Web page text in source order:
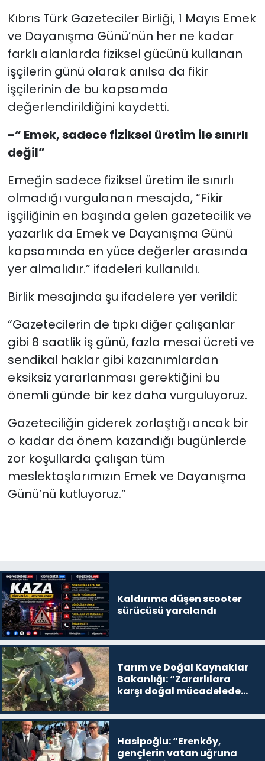
Kıbrıs Türk Gazeteciler Birliği, 1 Mayıs Emek
ve Dayanışma Günü’nün her ne kadar
farklı alanlarda fiziksel gücünü kullanan
işçilerin günü olarak anılsa da fikir
işçilerinin de bu kapsamda
değerlendirildiğini kaydetti.
-“ Emek, sadece fiziksel üretim ile sınırlı
değil”
Emeğin sadece fiziksel üretim ile sınırlı
olmadığı vurgulanan mesajda, “Fikir
işçiliğinin en başında gelen gazetecilik ve
yazarlık da Emek ve Dayanışma Günü
kapsamında en yüce değerler arasında
yer almalıdır.” ifadeleri kullanıldı.
Birlik mesajında şu ifadelere yer verildi:
“Gazetecilerin de tıpkı diğer çalışanlar
gibi 8 saatlik iş günü, fazla mesai ücreti ve
sendikal haklar gibi kazanımlardan
eksiksiz yararlanması gerektiğini bu
önemli günde bir kez daha vurguluyoruz.
Gazeteciliğin giderek zorlaştığı ancak bir
o kadar da önem kazandığı bugünlerde
zor koşullarda çalışan tüm
meslektaşlarımızın Emek ve Dayanışma
Günü’nü kutluyoruz.”
Kaldırıma düşen scooter
sürücüsü yaralandı
Tarım ve Doğal Kaynaklar
Bakanlığı: “Zararlılara
karşı doğal mücadelede
Hasipoğlu: “Erenköy,
gençlerin vatan uğruna